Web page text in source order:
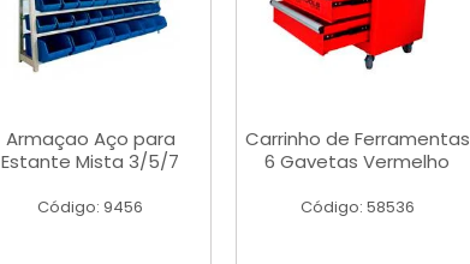
Armaçao Aço para
Estante Mista 3/5/7
Código: 9456
Carrinho de Ferramentas
6 Gavetas Vermelho
Código: 58536